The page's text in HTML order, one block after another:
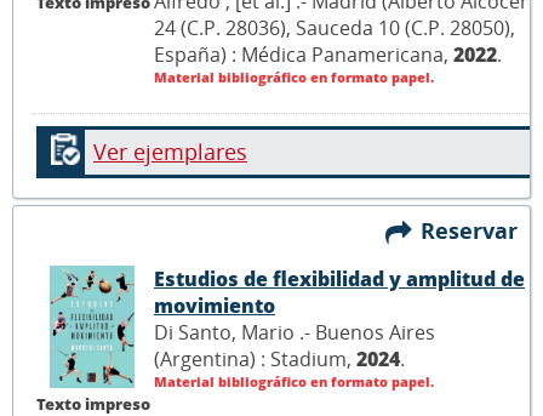
24 (C.P. 28036), Sauceda 10 (C.P. 28050),
España) : Médica Panamericana, 2022.
Material bibliográfico en formato papel.
Ver ejemplares
Reservar
Texto impreso
Estudios de flexibilidad y amplitud de
movimiento
Di Santo, Mario .- Buenos Aires
(Argentina) : Stadium, 2024.
Material bibliográfico en formato papel.